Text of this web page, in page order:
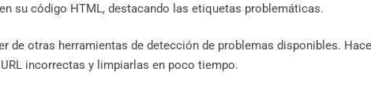
su código HTML, destacando las etiquetas problemáticas.
de otras herramientas de detección de problemas disponibles. Hace
incorrectas y limpiarlas en poco tiempo.